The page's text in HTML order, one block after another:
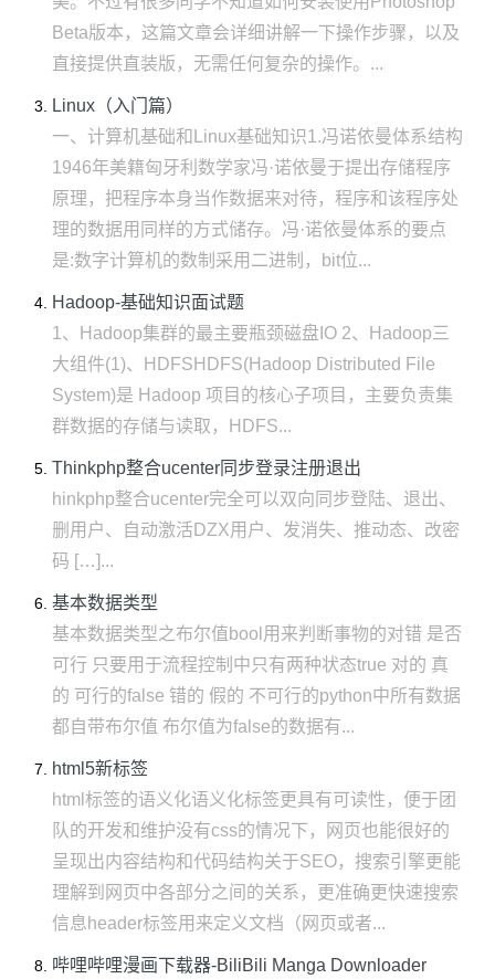
Beta版本，这篇文章会详细讲解一下操作步骤，以及
直接提供直装版，无需任何复杂的操作。...
Linux（入门篇）
一、计算机基础和Linux基础知识1.冯诺依曼体系结构
1946年美籍匈牙利数学家冯·诺依曼于提出存储程序
原理，把程序本身当作数据来对待，程序和该程序处
理的数据用同样的方式储存。冯·诺依曼体系的要点
是:数字计算机的数制采用二进制，bit位...
Hadoop-基础知识面试题
1、Hadoop集群的最主要瓶颈磁盘IO 2、Hadoop三
大组件(1)、HDFSHDFS(Hadoop Distributed File
System)是 Hadoop 项目的核心子项目，主要负责集
群数据的存储与读取，HDFS...
Thinkphp整合ucenter同步登录注册退出
hinkphp整合ucenter完全可以双向同步登陆、退出、
删用户、自动激活DZX用户、发消失、推动态、改密
码 […]...
基本数据类型
基本数据类型之布尔值bool用来判断事物的对错 是否
可行 只要用于流程控制中只有两种状态true 对的 真
的 可行的false 错的 假的 不可行的python中所有数据
都自带布尔值​ 布尔值为false的数据有...
html5新标签
html标签的语义化语义化标签更具有可读性，便于团
队的开发和维护没有css的情况下，网页也能很好的
呈现出内容结构和代码结构关于SEO，搜索引擎更能
理解到网页中各部分之间的关系，更准确更快速搜索
信息header标签用来定义文档（网页或者...
哔哩哔哩漫画下载器-BiliBili Manga Downloader